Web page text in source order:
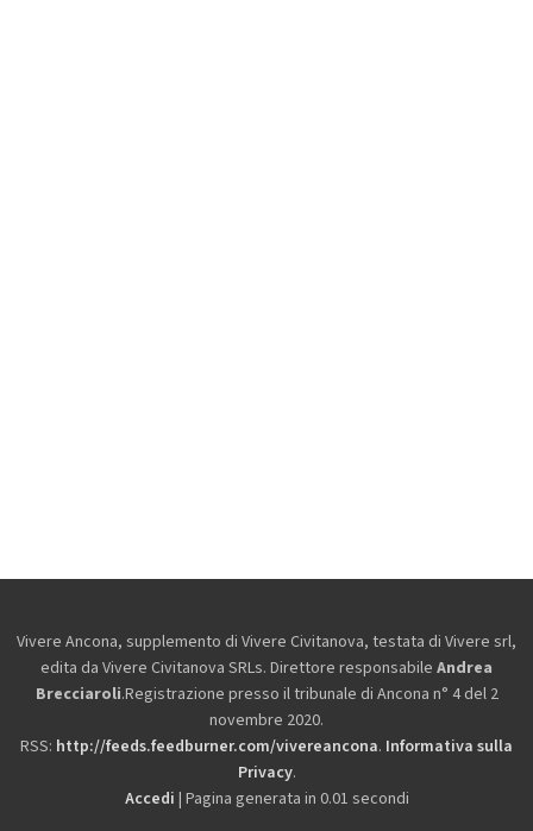
Vivere Ancona, supplemento di Vivere Civitanova, testata di Vivere srl,
edita da Vivere Civitanova SRLs. Direttore responsabile Andrea
Brecciaroli.Registrazione presso il tribunale di Ancona n° 4 del 2
novembre 2020.
RSS: http://feeds.feedburner.com/vivereancona. Informativa sulla
Privacy.
Accedi | Pagina generata in 0.01 secondi